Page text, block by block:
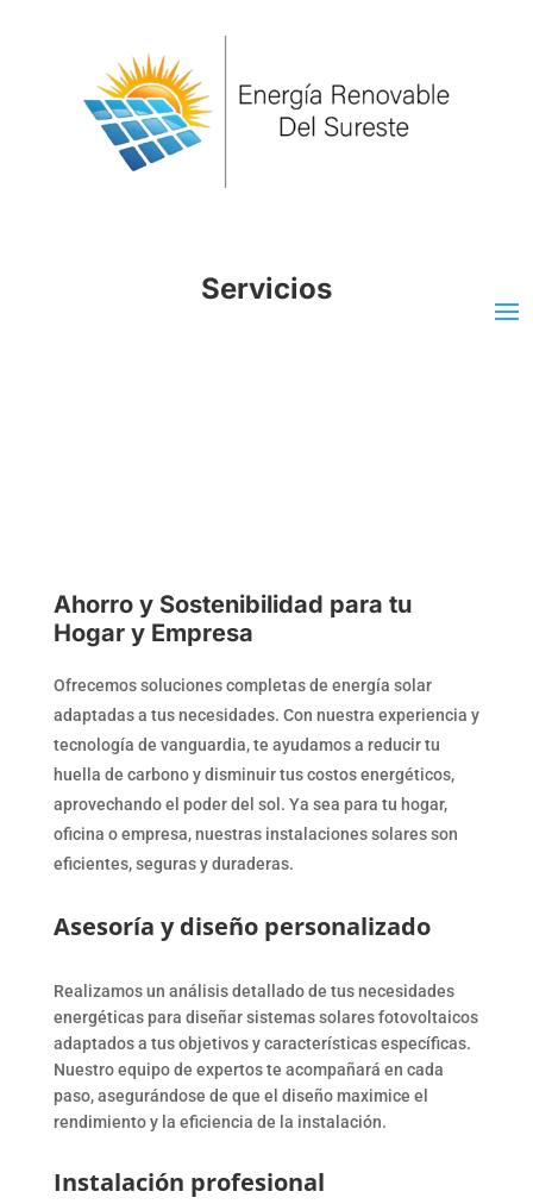
Servicios
Ahorro y Sostenibilidad para tu
Hogar y Empresa
Ofrecemos soluciones completas de energía solar
adaptadas a tus necesidades. Con nuestra experiencia y
tecnología de vanguardia, te ayudamos a reducir tu
huella de carbono y disminuir tus costos energéticos,
aprovechando el poder del sol. Ya sea para tu hogar,
oficina o empresa, nuestras instalaciones solares son
eficientes, seguras y duraderas.
Asesoría y diseño personalizado
Realizamos un análisis detallado de tus necesidades
energéticas para diseñar sistemas solares fotovoltaicos
adaptados a tus objetivos y características específicas.
Nuestro equipo de expertos te acompañará en cada
paso, asegurándose de que el diseño maximice el
rendimiento y la eficiencia de la instalación.
Instalación profesional